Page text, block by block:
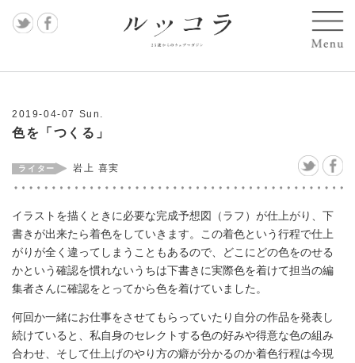
MAS
AKO
遠藤
麻衣
子
喜実
2019-04-07 Sun.
色を「つくる」
岩上 喜実
イラストを描くときに必要な完成予想図（ラフ）が仕上がり、下
書きが出来たら着色をしていきます。この着色という行程で仕上
がりが全く違ってしまうこともあるので、どこにどの色をのせる
かという確認を慣れないうちは下書きに実際色を着けて担当の編
集者さんに確認をとってから色を着けていました。
何回か一緒にお仕事をさせてもらっていたり自分の作品を発表し
続けていると、私自身のセレクトする色の好みや得意な色の組み
合わせ、そして仕上げのやり方の癖が分かるのか着色行程は今現